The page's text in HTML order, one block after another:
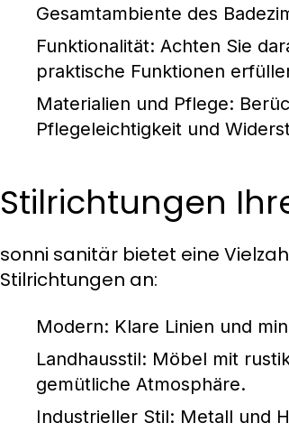
Gesamtambiente des
Funktionalität: Achten Sie
praktische Funktionen
Materialien und Pflege:
Pflegeleichtigkeit und
Stilrichtungen
sonni sanitär bietet eine
Stilrichtungen an:
Modern: Klare Linien und
Landhausstil: Möbel mit
gemütliche Atmosphäre.
Industrieller Stil: Metall und